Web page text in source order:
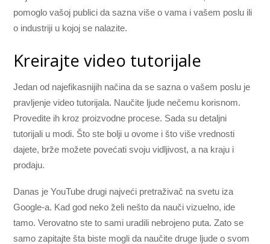
pomoglo vašoj publici da sazna više o vama i vašem poslu ili
o industriji u kojoj se nalazite.
Kreirajte video tutorijale
Jedan od najefikasnijih načina da se sazna o vašem poslu je
pravljenje video tutorijala. Naučite ljude nečemu korisnom.
Provedite ih kroz proizvodne procese. Sada su detaljni
tutorijali u modi. Što ste bolji u ovome i što više vrednosti
dajete, brže možete povećati svoju vidljivost, a na kraju i
prodaju.
Danas je YouTube drugi najveći pretraživač na svetu iza
Google-a. Kad god neko želi nešto da nauči vizuelno, ide
tamo. Verovatno ste to sami uradili nebrojeno puta. Zato se
samo zapitajte šta biste mogli da naučite druge ljude o svom